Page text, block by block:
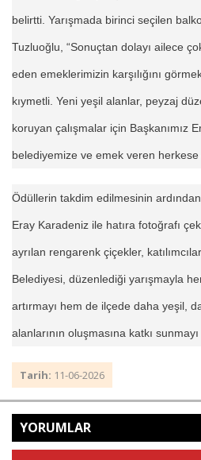
belirtti. Yarışmada birinci seçilen
Tuzluoğlu, “Sonuçtan dolayı ailece
eden emeklerimizin karşılığını
kıymetli. Yeni yeşil alanlar, peyzaj
koruyan çalışmalar için Başkanımız
belediyemize ve emek veren herkese
Ödüllerin takdim edilmesinin ardından
Eray Karadeniz ile hatıra fotoğrafı
ayrılan rengarenk çiçekler,
Belediyesi, düzenlediği yarışmayla
artırmayı hem de ilçede daha yeşil,
alanlarının oluşmasına katkı
Tarih: 11-06-2026
YORUMLAR